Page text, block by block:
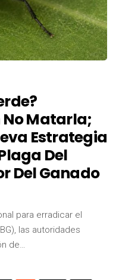
Matarla;
Estrategia
Del
Del Ganado
para erradicar el
las autoridades
de…